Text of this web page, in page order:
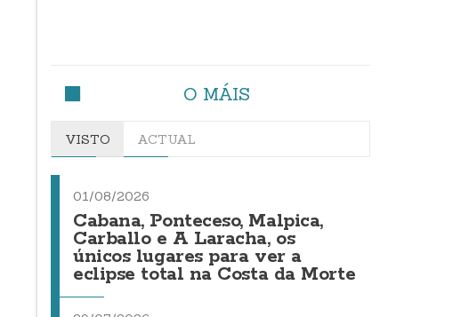
O MÁIS
VISTO ACTUAL
01/08/2026
Cabana, Ponteceso, Malpica,
Carballo e A Laracha, os
únicos lugares para ver a
eclipse total na Costa da Morte